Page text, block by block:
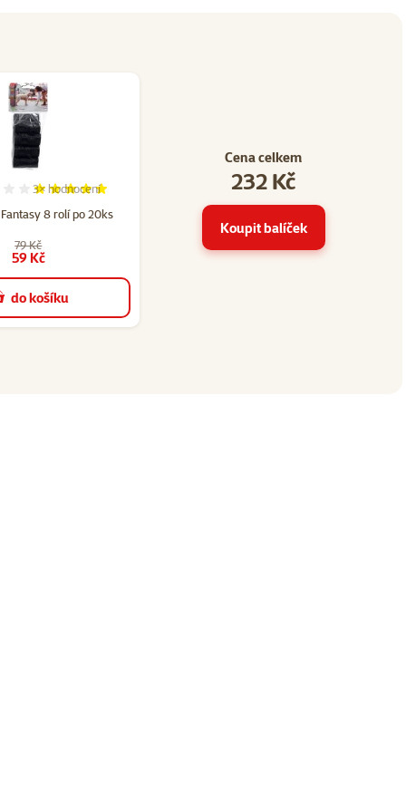
8 rolí po 20ks
Hodnocení 100%, počet hodnocení: 3
3× hodnocení
79 Kč
59 Kč
do košíku
Cena celkem
232 Kč
Koupit balíček